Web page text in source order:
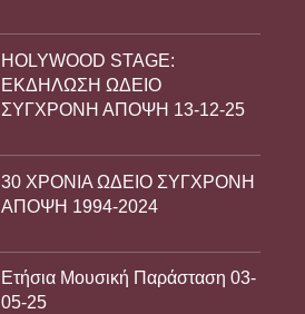
HOLYWOOD STAGE:
ΕΚΔΗΛΩΣΗ ΩΔΕΙΟ
ΣΥΓΧΡΟΝΗ ΑΠΟΨΗ 13-12-25
30 ΧΡΟΝΙΑ ΩΔΕΙΟ ΣΥΓΧΡΟΝΗ
ΑΠΟΨΗ 1994-2024
Ετήσια Μουσική Παράσταση 03-
05-25